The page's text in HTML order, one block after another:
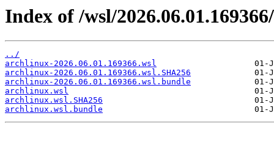
Index of /wsl/2026.06.01.169366/
../
archlinux-2026.06.01.169366.wsl
archlinux-2026.06.01.169366.wsl.SHA256
archlinux-2026.06.01.169366.wsl.bundle
archlinux.wsl
archlinux.wsl.SHA256
archlinux.wsl.bundle